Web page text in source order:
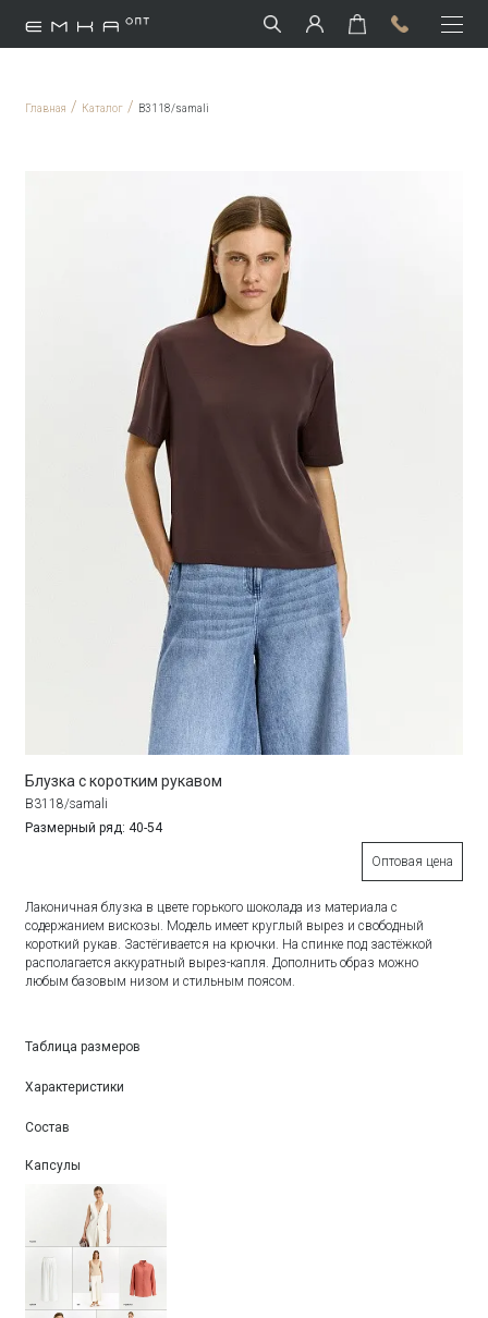
Главная / Каталог / B3118/samali
Блузка с коротким рукавом
B3118/samali
Размерный ряд: 40-54
Оптовая цена
Лаконичная блузка в цвете горького шоколада из материала с
содержанием вискозы. Модель имеет круглый вырез и свободный
короткий рукав. Застёгивается на крючки. На спинке под застёжкой
располагается аккуратный вырез-капля. Дополнить образ можно
любым базовым низом и стильным поясом.
Таблица размеров
Характеристики
Состав
Капсулы